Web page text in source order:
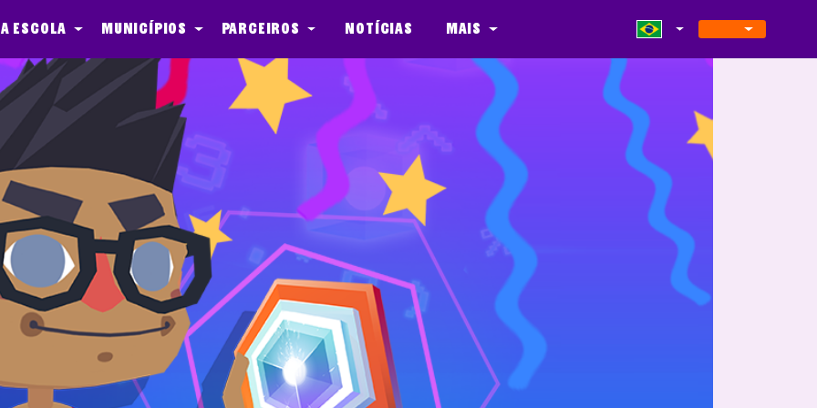
escola Municípios Parceiros Notícias Mais